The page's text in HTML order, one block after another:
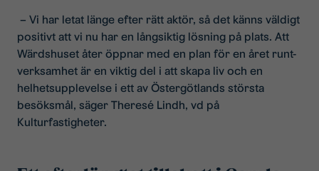
– Vi har letat länge efter rätt aktör, så det känns väldigt
positivt att vi nu har en långsiktig lösning på plats. Att
Wärdshuset åter öppnar med en plan för en året runt-
verksamhet är en viktig del i att skapa liv och en
helhetsupplevelse i ett av Östergötlands största
besöksmål, säger Theresé Lindh, vd på
Kulturfastigheter.